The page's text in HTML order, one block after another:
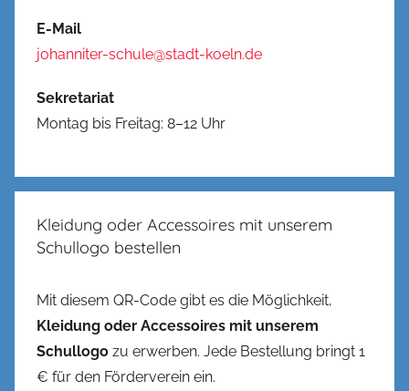
E-Mail
johanniter-schule@stadt-koeln.de
Sekretariat
Montag bis Freitag: 8–12 Uhr
Kleidung oder Accessoires mit unserem
Schullogo bestellen
Mit diesem QR-Code gibt es die Möglichkeit,
Kleidung oder Accessoires mit unserem
Schullogo zu erwerben. Jede Bestellung bringt 1
€ für den Förderverein ein.